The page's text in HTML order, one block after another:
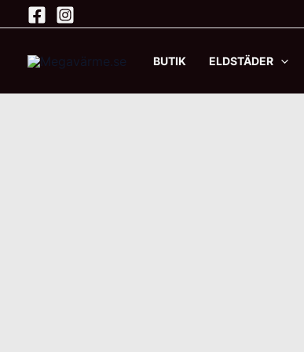
Hoppa
till
innehåll
BUTIK ELDSTÄDER
Sale!